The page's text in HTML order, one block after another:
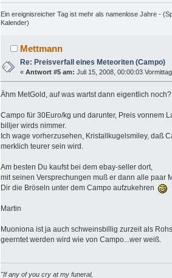
Ein ereignisreicher Tag ist mehr als namenlose Jahre -
Kalender)
Mettmann
Re: Preisverfall eines Meteoriten (Campo)
«Antwort #5 am: Juli 15, 2008, 00:00:03
Ähm MetGold, auf was wartst dann eigentlich noch?
Campo für 30Euro/kg und darunter, Preis vonnem
billjer wirds nimmer.
Ich wage vorherzusehen, Kristallkugelsmiley, daß
merklich teurer sein wird.
Am besten Du kaufst bei dem ebay-seller dort,
mit seinen Versprechungen muß er dann alle paar
Dir die Bröseln unter dem Campo aufzukehren
Martin
Muoniona ist ja auch schweinsbillig zurzeit als
geerntet werden wird wie von Campo...wer weiß.
"If any of you cry at my funeral,